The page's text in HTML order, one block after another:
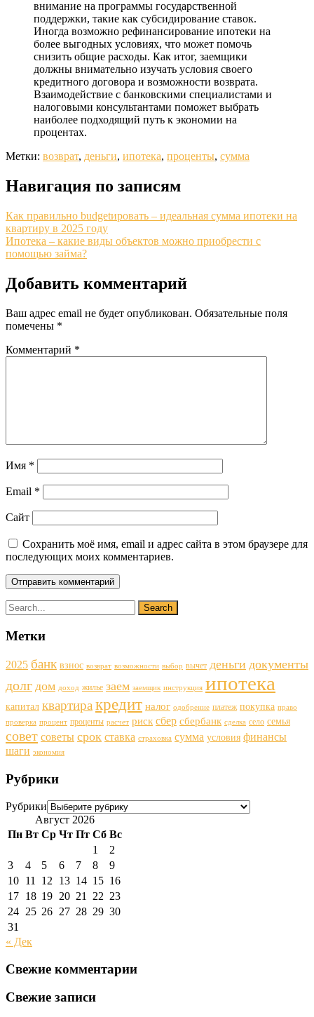
внимание на программы государственной
поддержки, такие как субсидирование ставок.
Иногда возможно рефинансирование ипотеки на
более выгодных условиях, что может помочь
снизить общие расходы. Как итог, заемщики
должны внимательно изучать условия своего
кредитного договора и возможности возврата.
Взаимодействие с банковскими специалистами и
налоговыми консультантами поможет выбрать
наиболее подходящий путь к экономии на
процентах.
Метки: возврат, деньги, ипотека, проценты, сумма
Навигация по записям
Как правильно budgetировать – идеальная сумма ипотеки на
квартиру в 2025 году
Ипотека – какие виды объектов можно приобрести с
помощью займа?
Добавить комментарий
Ваш адрес email не будет опубликован. Обязательные поля
помечены *
Комментарий *
Имя *
Email *
Сайт
Сохранить моё имя, email и адрес сайта в этом браузере для
последующих моих комментариев.
Метки
2025 банк взнос возврат возможности выбор вычет деньги документы
долг дом доход жилье заем заемщик инструкция ипотека
капитал квартиракредит налог одобрение платеж покупка право
проверка процент проценты расчет риск сбер сбербанк сделка село семья
совет советы срок ставка страховка сумма условия финансы
шаги экономия
Рубрики
Рубрики
Август 2026
Пн Вт Ср Чт Пт Сб Вс
1
2
3
4 5 6 7 8
9
10 11 12 13 14 15 16
17 18 19 20 21 22 23
24 25 26 27 28 29 30
31
« Дек
Свежие комментарии
Свежие записи